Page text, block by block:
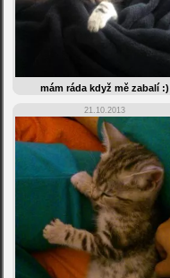
mám ráda když mě zabalí :)
21.10.2013